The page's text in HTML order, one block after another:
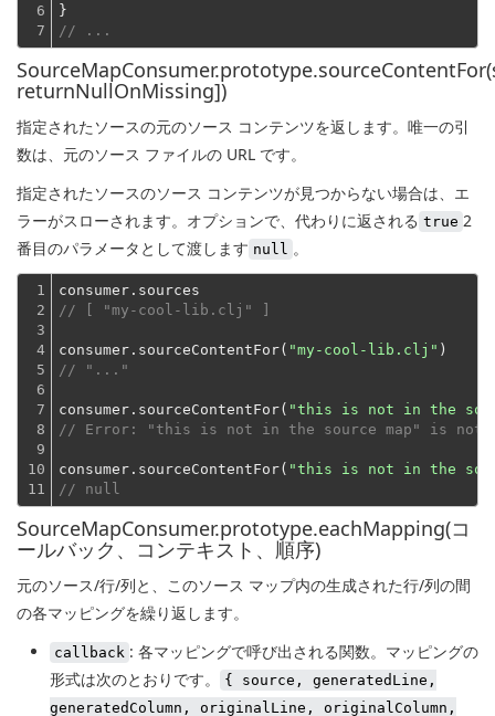
6
7
}
// ...
returnNullOnMissing])
指定されたソースの元のソース コンテンツを返します。唯一の引
数は、元のソース ファイルの URL です。
指定されたソースのソース コンテンツが見つからない場合は、エ
ラーがスローされます。オプションで、代わりに返される true 2
番目のパラメータとして渡します null 。
1
2
3
4
5
6
7
8
9
10
11
// [ "my-cool-lib.clj" ]
consumer.sourceContentFor( "my-cool-lib.clj"
// "..."
consumer.sourceContentFor( "this is not in the
// Error: "this is not in the source map" is not
consumer.sourceContentFor( "this is not in the
// null
SourceMapConsumer.prototype.eachMapping(コ
ールバック、コンテキスト、順序)
元のソース/行/列と、このソース マップ内の生成された行/列の間
の各マッピングを繰り返します。
callback : 各マッピングで呼び出される関数。マッピングの
形式は次のとおりです。
{ source, generatedLine,
generatedColumn, originalLine, originalColumn,